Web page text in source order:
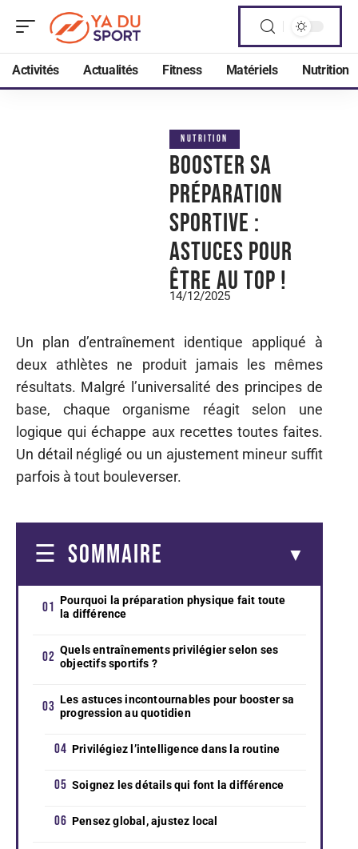
Activités Actualités Fitness Matériels Nutrition
NUTRITION
Booster sa
préparation
sportive :
Astuces pour
être au top !
14/12/2025
Un plan d’entraînement identique appliqué à
deux athlètes ne produit jamais les mêmes
résultats. Malgré l’universalité des principes de
base, chaque organisme réagit selon une
logique qui échappe aux recettes toutes faites.
Un détail négligé ou un ajustement mineur suffit
parfois à tout bouleverser.
SOMMAIRE
Pourquoi la préparation physique fait toute
la différence
Quels entraînements privilégier selon ses
objectifs sportifs ?
Les astuces incontournables pour booster sa
progression au quotidien
Privilégiez l’intelligence dans la routine
Soignez les détails qui font la différence
Pensez global, ajustez local